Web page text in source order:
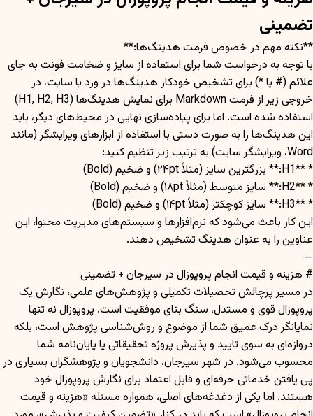
تضمینی
**نکته مهم در خصوص فرمت هدینگ‌ها:**
با توجه به درخواست شما برای استفاده از سایز و ضخامت فونت به جای
علائم (# یا *) برای تشخیص خودکار هدینگ‌ها در ورد یا سایت، در
خروجی زیر از فرمت Markdown برای نمایش هدینگ‌ها (H1, H2, H3)
استفاده شده است. اما برای پیاده‌سازی نهایی در محیط‌های دیگر، باید
این هدینگ‌ها را به صورت دستی با استفاده از ابزارهای ویرایشگر (مانند
Word، ویرایشگر سایت) به ترتیب زیر تنظیم کنید:
* **H1:** بزرگترین سایز (مثلاً ۲۴pt) و ضخیم (Bold)
* **H2:** سایز متوسط (مثلاً ۱۸pt) و ضخیم (Bold)
* **H3:** سایز کوچکتر (مثلاً ۱۴pt) و ضخیم (Bold)
این کار باعث می‌شود که نرم‌افزارها و سیستم‌های مدیریت محتوا، این
عناوین را به عنوان هدینگ تشخیص دهند.
—
# هزینه و قیمت انجام پروپوزال در سیرجان + تضمینی
در مسیر پرچالش تحصیلات تکمیلی و پژوهش‌های علمی، نگارش یک
پروپوزال قوی و مستدل، سنگ بنای موفقیت است. پروپوزال نه تنها
نمایانگر درک عمیق شما از موضوع و روش‌شناسی پژوهش است، بلکه
دروازه‌ای به سوی تایید و پذیرش پروژه تحقیقاتی یا پایان‌نامه شما
محسوب می‌شود. در شهر سیرجان، دانشجویان و پژوهشگران بسیاری در
پی یافتن خدماتی حرفه‌ای و قابل اعتماد برای نگارش پروپوزال خود
هستند. اما یکی از دغدغه‌های اصلی، همواره مسئله «هزینه و قیمت